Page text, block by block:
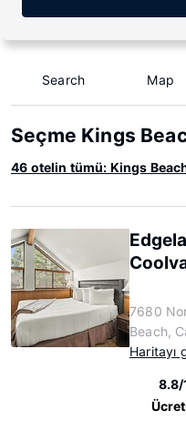
Search Map
Seçme Kings
46 otelin tümü: Kings
7680
Beach,
Haritayı
8.8/